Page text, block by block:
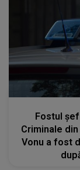
Fostul
Criminale
Vonu a fost